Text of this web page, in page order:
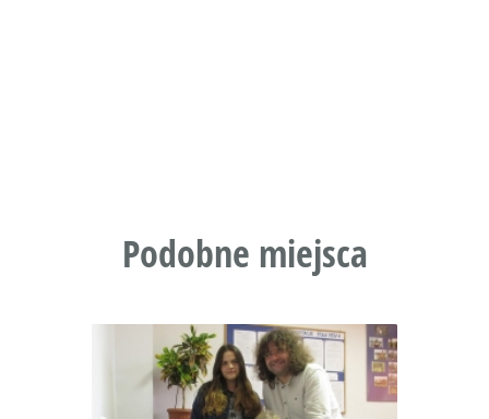
Podobne miejsca